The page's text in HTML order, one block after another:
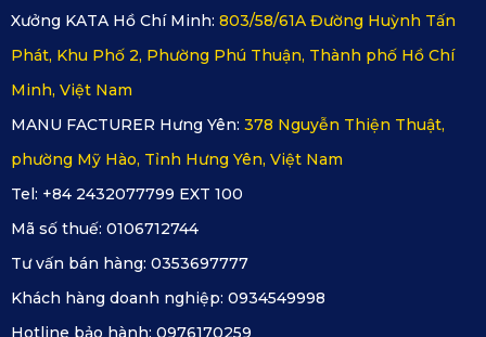
Xưởng KATA Hồ Chí Minh: 803/58/61A Đường Huỳnh Tấn
Phát, Khu Phố 2, Phường Phú Thuận, Thành phố Hồ Chí
Minh, Việt Nam
MANU FACTURER Hưng Yên: 378 Nguyễn Thiện Thuật,
phường Mỹ Hào, Tỉnh Hưng Yên, Việt Nam
Tel: +84 2432077799 EXT 100
Mã số thuế: 0106712744
Tư vấn bán hàng: 0353697777
Khách hàng doanh nghiệp: 0934549998
Hotline bảo hành: 0976170259